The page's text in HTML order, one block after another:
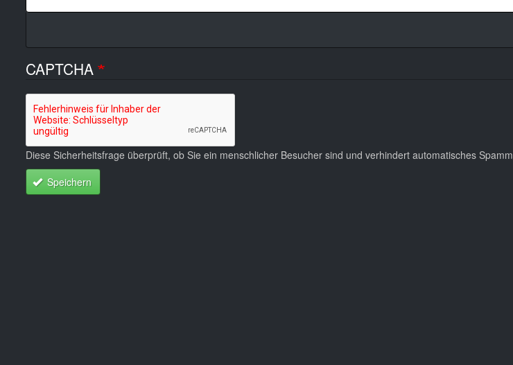
CAPTCHA
Diese Sicherheitsfrage überprüft, ob Sie ein menschlicher Besucher sind und verhindert automatisches
Speichern